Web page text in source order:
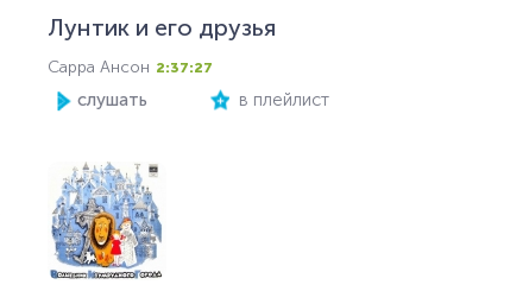
Лунтик и его друзья
Сарра Ансон 2:37:27
слушать в плейлист